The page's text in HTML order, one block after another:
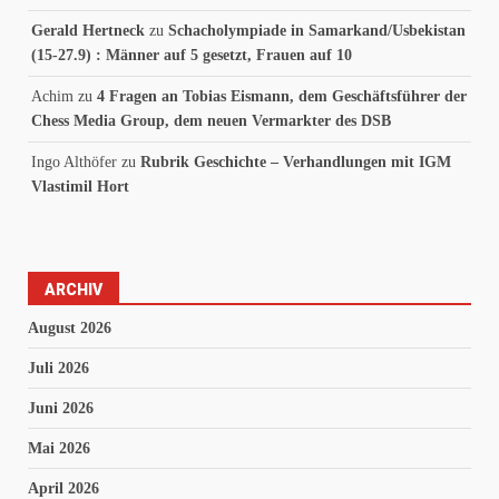
Gerald Hertneck zu Schacholympiade in Samarkand/Usbekistan
(15-27.9) : Männer auf 5 gesetzt, Frauen auf 10
Achim zu 4 Fragen an Tobias Eismann, dem Geschäftsführer der
Chess Media Group, dem neuen Vermarkter des DSB
Ingo Althöfer zu Rubrik Geschichte – Verhandlungen mit IGM
Vlastimil Hort
ARCHIV
August 2026
Juli 2026
Juni 2026
Mai 2026
April 2026